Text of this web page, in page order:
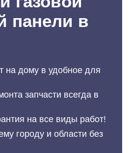
панели в
на дому в удобное для
запчасти всегда в
на все виды работ!
городу и области без